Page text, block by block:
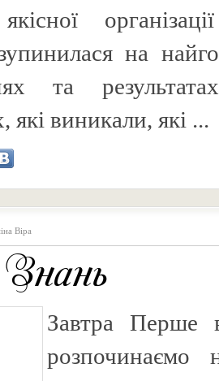
на
та
які виникали, які ...
Віра
Завтра Перше
розпочинаємо